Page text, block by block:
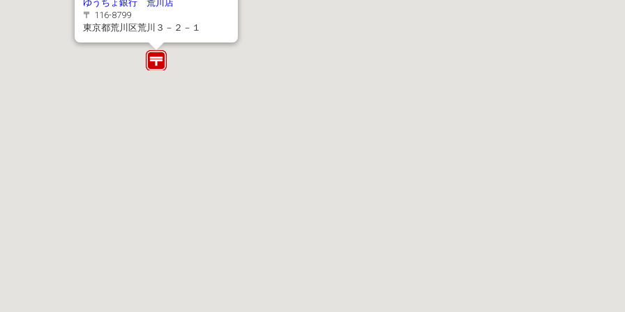
ゆうちょ銀行 荒川店
〒 116-8799
東京都荒川区荒川３－２－１